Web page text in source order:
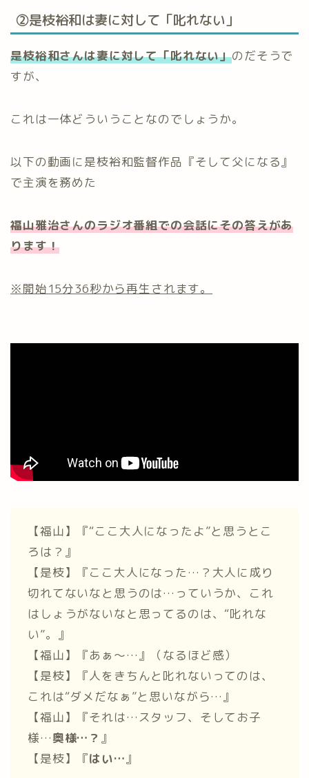
②是枝裕和は妻に対して「叱れない」
是枝裕和さんは妻に対して「叱れない」のだそうで
すが、
これは一体どういうことなのでしょうか。
以下の動画に是枝裕和監督作品『そして父になる』
で主演を務めた
福山雅治さんのラジオ番組での会話にその答えがあ
ります！
※開始15分36秒から再生されます。
【福山】『“ここ大人になったよ”と思うとこ
ろは？』
【是枝】『ここ大人になった…？大人に成り
切れてないなと思うのは…っていうか、これ
はしょうがないなと思ってるのは、“叱れな
い”。』
【福山】『あぁ～…』（なるほど感）
【是枝】『人をきちんと叱れないってのは、
これは“ダメだなぁ”と思いながら…』
【福山】『それは…スタッフ、そしてお子
様…奥様…？ 』
【是枝】『はい…』